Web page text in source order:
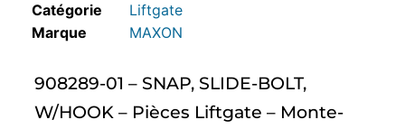
Catégorie
Liftgate
MAXON
908289-01 – SNAP, SLIDE-BOLT,
W/HOOK – Pièces Liftgate – Monte-